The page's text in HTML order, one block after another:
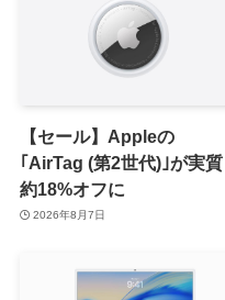
【セール】Appleの
｢AirTag (第2世代)｣が実質
約18%オフに
2026年8月7日